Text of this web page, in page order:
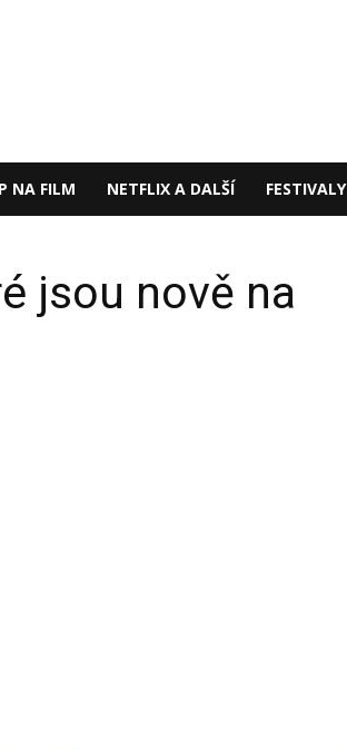
NA FILM NETFLIX A DALŠÍ FESTIVALY
jsou nově na